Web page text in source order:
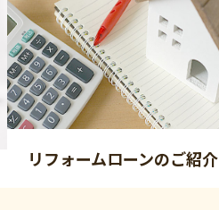
リフォームローンのご紹介